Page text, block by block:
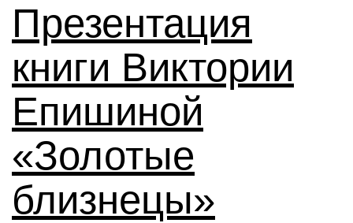
Презентация
книги Виктории
Епишиной
«Золотые
близнецы»